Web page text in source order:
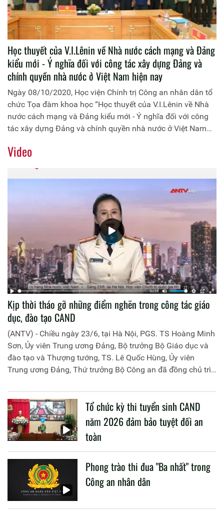
Học thuyết của V.I.Lênin về Nhà nước cách mạng và Đảng
kiểu mới - Ý nghĩa đối với công tác xây dựng Đảng và
chính quyền nhà nước ở Việt Nam hiện nay
Ngày 08/10/2020, Học viện Chính trị Công an nhân dân tổ
chức Tọa đàm khoa học “Học thuyết của V.I.Lênin về Nhà
nước cách mạng và Đảng kiểu mới - Ý nghĩa đối với công
tác xây dựng Đảng và chính quyền nhà nước ở Việt Nam
Giám đốc Học viện Chính trị Công an nhân dân chủ trì Tọa
Video
Kịp thời tháo gỡ những điểm nghẽn trong công tác giáo
dục, đào tạo CAND
(ANTV) - Chiều ngày 23/6, tại Hà Nội, PGS. TS Hoàng Minh
Sơn, Ủy viên Trung ương Đảng, Bộ trưởng Bộ Giáo dục và
đào tạo và Thượng tướng, TS. Lê Quốc Hùng, Ủy viên
Trung ương Đảng, Thứ trưởng Bộ Công an đã đồng chủ trì
liên quan đến công tác giáo dục và đào tạo của lực lượng
CAND.
Tổ chức kỳ thi tuyển sinh CAND
năm 2026 đảm bảo tuyệt đối an
toàn
Phong trào thi đua "Ba nhất" trong
Công an nhân dân